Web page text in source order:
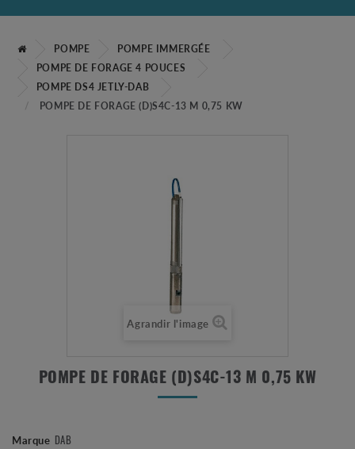
POMPE
POMPE IMMERGÉE
POMPE DE FORAGE 4 POUCES
POMPE DS4 JETLY-DAB
POMPE DE FORAGE (D)S4C-13 M 0,75 KW
Agrandir l'image
POMPE DE FORAGE (D)S4C-13 M 0,75 KW
Marque DAB